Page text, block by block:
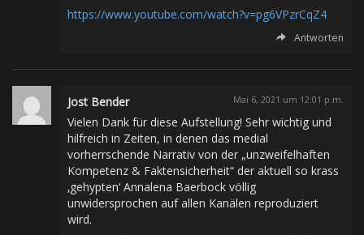
https://www.youtube.com/watch?v=pg6VPzrCqZ4
Antworten
Jost Bender Mai 6, 2021 um 12:01 p.m.
Vielen Dank für diese Aufstellung! Sehr wichtig und
hilfreich in Zeiten, in denen das medial
vorherrschende Narrativ von der „unzweifelhaften
Kompetenz & Faktensicherheit“ der aktuell so krass
‚gehypten‘ Annalena Baerbock völlig
unwidersprochen auf allen Kanälen reproduziert
wird.